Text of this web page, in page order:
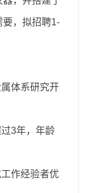
要，拟招聘1-
体系研究开
3年， 年龄
作经验者优